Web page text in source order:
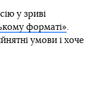
у зриві
форматі».
умови і хоче